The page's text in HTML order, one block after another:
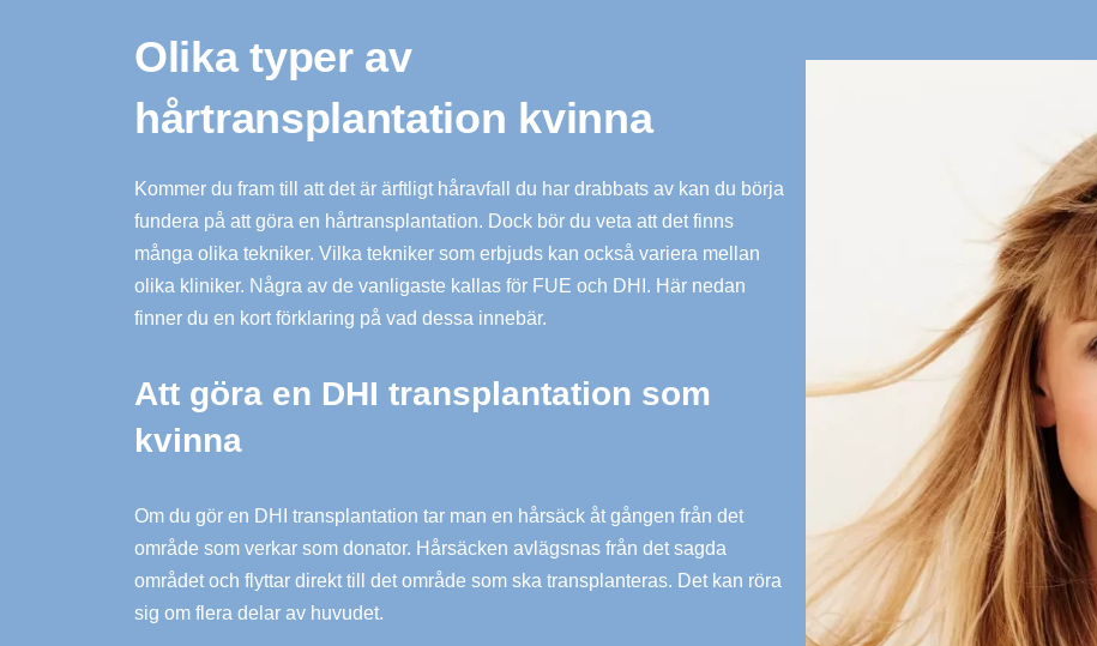
Olika typer av
hårtransplantation kvinna
Kommer du fram till att det är ärftligt håravfall du har drabbats av kan du börja
fundera på att göra en hårtransplantation. Dock bör du veta att det finns
många olika tekniker. Vilka tekniker som erbjuds kan också variera mellan
olika kliniker. Några av de vanligaste kallas för FUE och DHI. Här nedan
finner du en kort förklaring på vad dessa innebär.
Att göra en DHI transplantation som
kvinna
Om du gör en DHI transplantation tar man en hårsäck åt gången från det
område som verkar som donator. Hårsäcken avlägsnas från det sagda
området och flyttar direkt till det område som ska transplanteras. Det kan röra
sig om flera delar av huvudet.